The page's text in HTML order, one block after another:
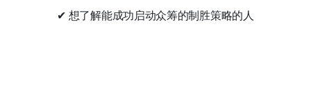
✔ 想了解能成功启动众筹的制胜策略的人